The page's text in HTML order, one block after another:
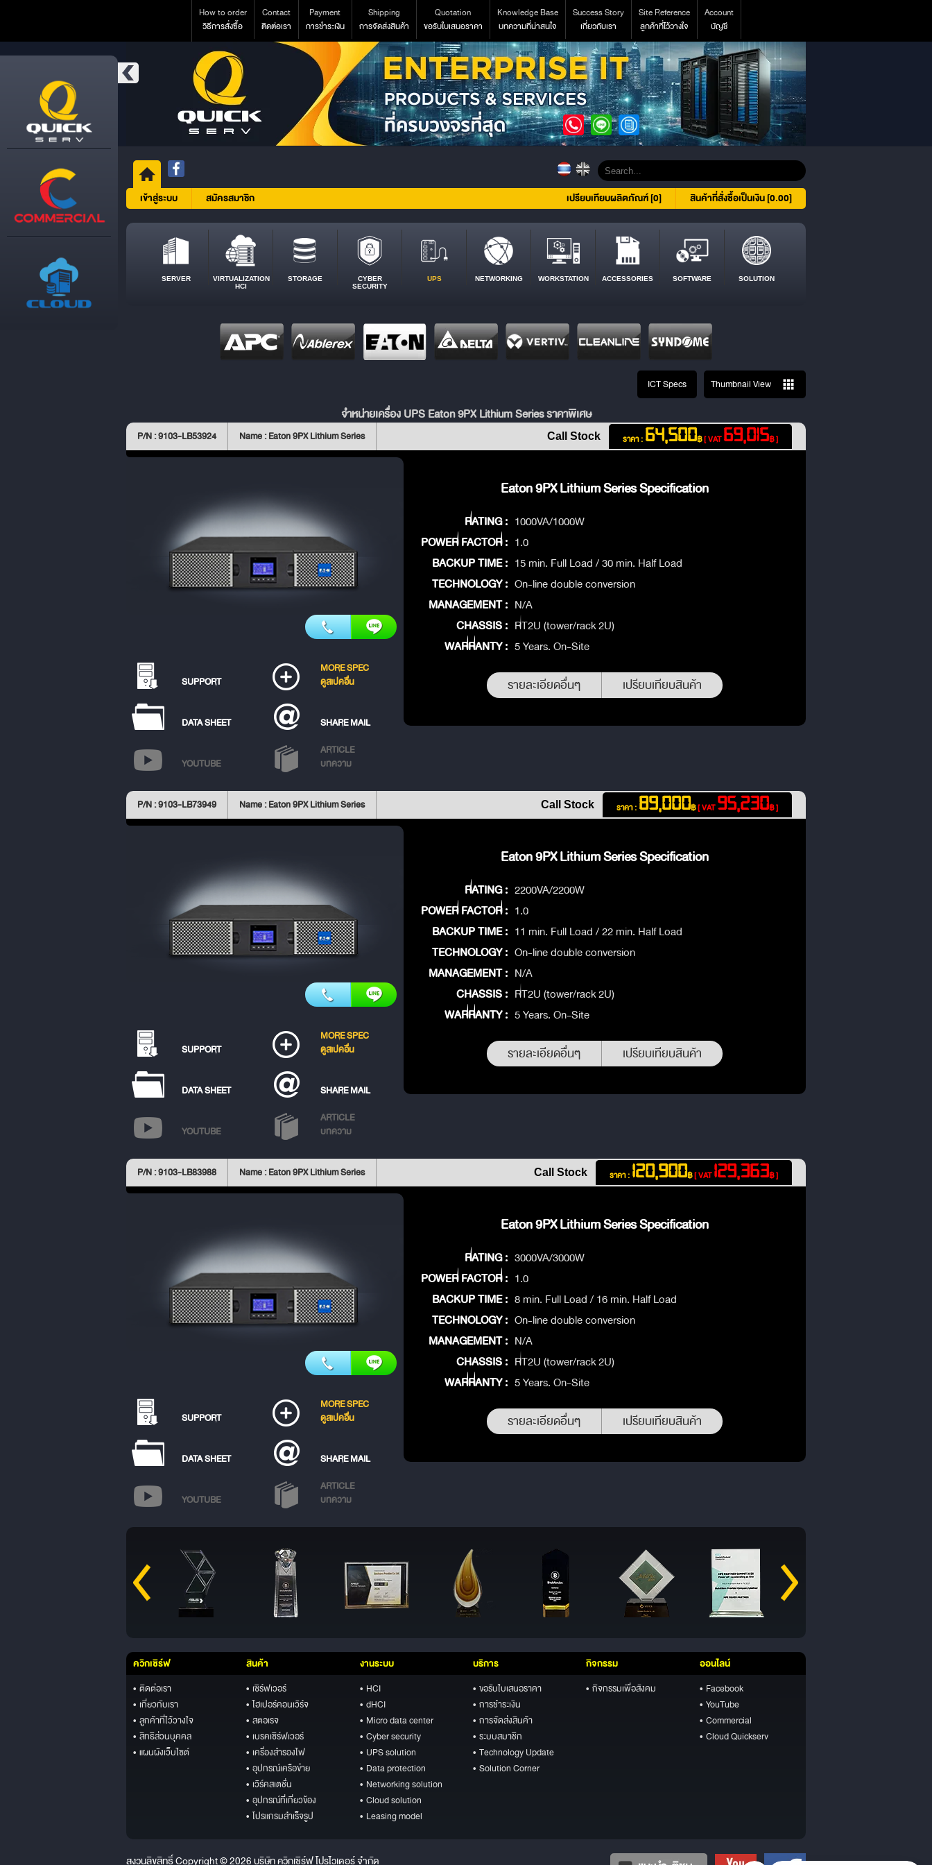
How to order
วิธีการสั่งซื้อ
Contact
ติดต่อเรา
Payment
การชำระเงิน
Shipping
การจัดส่งสินค้า
Quotation
ขอรับใบเสนอราคา
Knowledge Base
บทความที่น่าสนใจ
Success Story
เกี่ยวกับเรา
Site Reference
ลูกค้าที่ไว้วางใจ
Account
บัญชี
เข้าสู่ระบบ สมัครสมาชิก สินค้าที่สั่งซื้อเป็นเงิน [0.00]
เปรียบเทียบผลิตภัณฑ์ [0]
SERVER
VIRTUALIZATION
HCI
STORAGE
CYBER
SECURITY
UPS NETWORKING WORKSTATION ACCESSORIES SOFTWARE SOLUTION
ICT Specs Thumbnail View
จำหน่ายเครื่อง UPS Eaton 9PX Lithium Series ราคาพิเศษ
P/N : 9103-LB53924 Name : Eaton 9PX Lithium Series ราคา : 64,500฿[ VAT69,015฿ ]
Call Stock
SUPPORT
MORE SPEC
ดูสเปคอื่น
DATA SHEET SHARE MAIL
YOUTUBE
ARTICLE
บทความ
Eaton 9PX Lithium Series Specification
RATING : 1000VA/1000W
POWER FACTOR : 1.0
BACKUP TIME : 15 min. Full Load / 30 min. Half Load
TECHNOLOGY : On-line double conversion
MANAGEMENT : N/A
CHASSIS : RT2U (tower/rack 2U)
WARRANTY : 5 Years. On-Site
รายละเอียดอื่นๆ เปรียบเทียบสินค้า
P/N : 9103-LB73949 Name : Eaton 9PX Lithium Series ราคา : 89,000฿[ VAT95,230฿ ]
Call Stock
SUPPORT
MORE SPEC
ดูสเปคอื่น
DATA SHEET SHARE MAIL
YOUTUBE
ARTICLE
บทความ
Eaton 9PX Lithium Series Specification
RATING : 2200VA/2200W
POWER FACTOR : 1.0
BACKUP TIME : 11 min. Full Load / 22 min. Half Load
TECHNOLOGY : On-line double conversion
MANAGEMENT : N/A
CHASSIS : RT2U (tower/rack 2U)
WARRANTY : 5 Years. On-Site
รายละเอียดอื่นๆ เปรียบเทียบสินค้า
P/N : 9103-LB83988 Name : Eaton 9PX Lithium Series ราคา : 120,900฿[ VAT129,363฿ ]
Call Stock
SUPPORT
MORE SPEC
ดูสเปคอื่น
DATA SHEET SHARE MAIL
YOUTUBE
ARTICLE
บทความ
Eaton 9PX Lithium Series Specification
RATING : 3000VA/3000W
POWER FACTOR : 1.0
BACKUP TIME : 8 min. Full Load / 16 min. Half Load
TECHNOLOGY : On-line double conversion
MANAGEMENT : N/A
CHASSIS : RT2U (tower/rack 2U)
WARRANTY : 5 Years. On-Site
รายละเอียดอื่นๆ เปรียบเทียบสินค้า
ควิกเซิร์ฟ
• ติดต่อเรา
• เกี่ยวกับเรา
• ลูกค้าที่ไว้วางใจ
• สิทธิส่วนบุคคล
• แผนผังเว็บไซต์
สินค้า
• เซิร์ฟเวอร์
• ไฮเปอร์คอนเวิร์จ
• สตอเรจ
• เบรคเซิร์ฟเวอร์
• เครื่องสำรองไฟ
• อุปกรณ์เครือข่าย
• เวิร์คสเตชั่น
• อุปกรณ์ที่เกี่ยวข้อง
• โปรแกรมสำเร็จรูป
งานระบบ
• HCI
• dHCI
• Micro data center
• Cyber security
• UPS solution
• Data protection
• Networking solution
• Cloud solution
• Leasing model
บริการ
• ขอรับใบเสนอราคา
• การชำระเงิน
• การจัดส่งสินค้า
• ระบบสมาชิก
• Technology Update
• Solution Corner
กิจกรรม
• กิจกรรมเพื่อสังคม
ออนไลน์
• Facebook
• YouTube
• Commercial
• Cloud Quickserv
สงวนลิขสิทธิ์ Copyright © 2026 บริษัท ควิกเซิร์ฟ โปรไวเดอร์ จำกัด